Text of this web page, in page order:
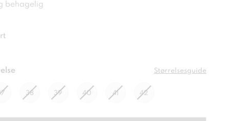
behagelig
Størrelsesguide
38 39 40 41 42